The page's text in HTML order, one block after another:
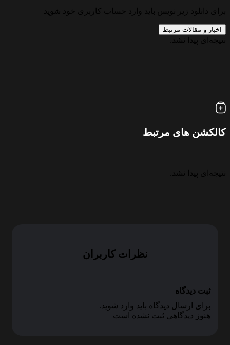
برای دانلود زیر نویس باید وارد حساب کاربری خود شوید
اخبار و مقالات مرتبط
نتیجه‌ای پیدا نشد.
کالکشن های مرتبط
نتیجه‌ای پیدا نشد.
نظرات کاربران
ثبت دیدگاه
برای ارسال دیدگاه باید وارد شوید.
هنوز دیدگاهی ثبت نشده است